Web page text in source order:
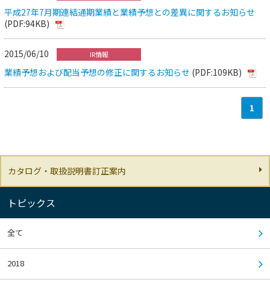
平成27年7月期連結通期業績と業績予想との差異に関するお知らせ
(PDF:94KB)
2015/06/10 IR情報
業績予想および配当予想の修正に関するお知らせ (PDF:109KB)
1
カタログ・取扱説明書訂正案内
トピックス
全て
2018